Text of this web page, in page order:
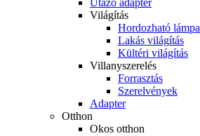
Utazó adapter
Világítás
Hordozható lámpa
Lakás világítás
Kültéri világítás
Villanyszerelés
Forrasztás
Szerelvények
Adapter
Otthon
Okos otthon